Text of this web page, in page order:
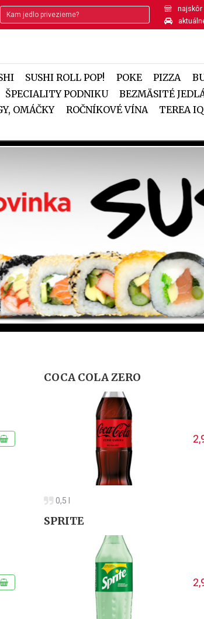
najskôr
SUSHI ROLL POP! POKE PIZZA
ŠPECIALITY PODNIKU BEZMÄSITÉ
OMÁČKY ROČNÍKOVÉ VÍNA TEREA
COCA COLA ZERO
0,5 l
SPRITE